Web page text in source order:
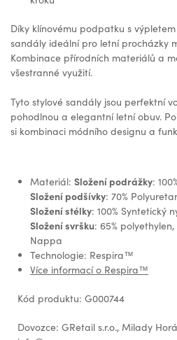
Díky klínovému podpatku s
sandály ideální pro letní procházky
Kombinace přírodních materiálů a
všestranné využití.
Tyto stylové sandály jsou perfektní
pohodlnou a elegantní letní obuv.
si kombinaci módního designu a
Materiál: Složení podrážky:
Složení podšívky: 70%
Složení stélky: 100% Syntetický
Složení svršku: 65% polyethylen,
Nappa
Technologie: Respira™
Více informací o Respira™
Kód produktu: G000744
Dovozce: GRetail s.r.o., Milady